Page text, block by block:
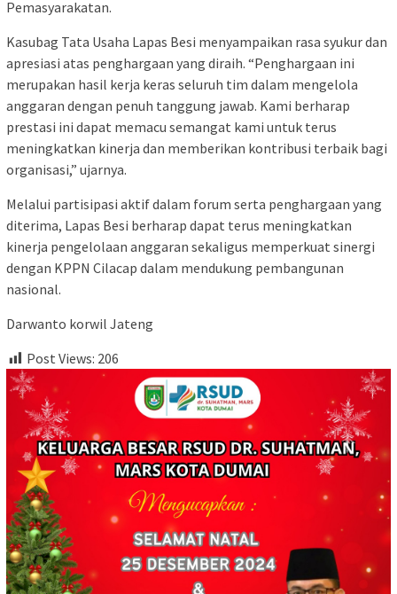
Pemasyarakatan.
Kasubag Tata Usaha Lapas Besi menyampaikan rasa syukur dan
apresiasi atas penghargaan yang diraih. “Penghargaan ini
merupakan hasil kerja keras seluruh tim dalam mengelola
anggaran dengan penuh tanggung jawab. Kami berharap
prestasi ini dapat memacu semangat kami untuk terus
meningkatkan kinerja dan memberikan kontribusi terbaik bagi
organisasi,” ujarnya.
Melalui partisipasi aktif dalam forum serta penghargaan yang
diterima, Lapas Besi berharap dapat terus meningkatkan
kinerja pengelolaan anggaran sekaligus memperkuat sinergi
dengan KPPN Cilacap dalam mendukung pembangunan
nasional.
Darwanto korwil Jateng
Post Views: 206